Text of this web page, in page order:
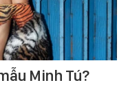
Minh Tú?